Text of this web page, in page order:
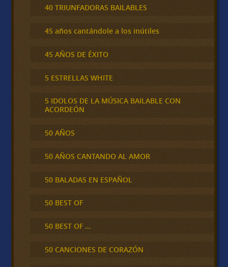
40 TRIUNFADORAS BAILABLES
45 años cantándole a los inútiles
45 AÑOS DE ÉXITO
5 ESTRELLAS WHITE
5 IDOLOS DE LA MÚSICA BAILABLE CON
ACORDEÓN
50 AÑOS
50 AÑOS CANTANDO AL AMOR
50 BALADAS EN ESPAÑOL
50 BEST OF
50 BEST OF …
50 CANCIONES DE CORAZÓN